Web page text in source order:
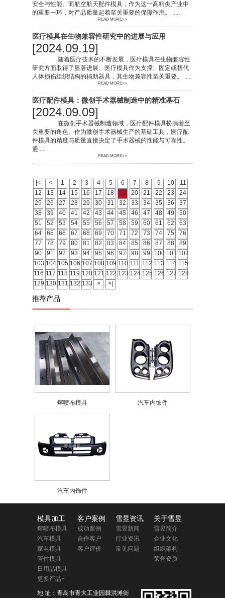
安全与性能。而航空航天配件模具，作为这一高精尖产业中
的重要一环，对产品质量起着至关重要的保障作用。 .....
READ MORE>>
医疗模具在生物兼容性研究中的进展与应用
[2024.09.19]
随着医疗技术的不断发展，医疗模具在生物兼容性
研究方面取得了显著进展。医疗模具作为支撑、固定或替代
人体损伤组织结构的辅助器具，其生物兼容性至关重要。 .....
READ MORE>>
医疗配件模具：微创手术器械制造中的精准基石
[2024.09.09]
在微创手术器械制造领域，医疗配件模具扮演着至
关重要的角色。作为微创手术器械生产的基础工具，医疗配
件模具的精度与质量直接决定了手术器械的性能与可靠性。
通.....
READ MORE>>
|< < 1 2 3 4 5 6 7 8 9 10
11
12
13 14 15 16 17 18 19 20 21 22 23
24
25
26 27 28 29 30 31 32 33 34 35 36
37
38
39 40 41 42 43 44 45 46 47 48 49
50
51
52 53 54 55 56 57 58 59 60 61 62
63
64
65 66 67 68 69 70 71 72 73 74 75
76
77
78 79 80 81 82 83 84 85 86 87 88
89
90
91 92 93 94 95 96 97 98 99 100 101 102
103 104 105 106 107 108 109 110 111 112 113 114 115
116 117 118 119 120 121 122 123 124 125 126 127 128
129 130 131 132 133 > >|
推荐产品
熔喷布模具 汽车内饰件
汽车内饰件
模具加工
熔喷布模具
汽车模具
家电模具
管件模具
日用品模具
更多产品+
客户案例
成功案例
合作客户
客户评价
雪昱资讯
雪昱新闻
行业资讯
常见问题
关于雪昱
雪昱简介
企业文化
组织架构
荣誉资质
地 址：青岛市青大工业园棘洪滩街